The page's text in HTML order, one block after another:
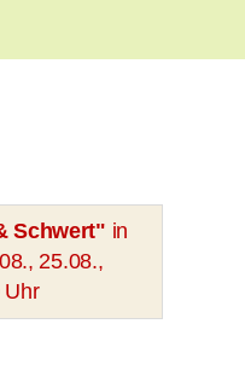
Schwert" in
25.08.,
Uhr